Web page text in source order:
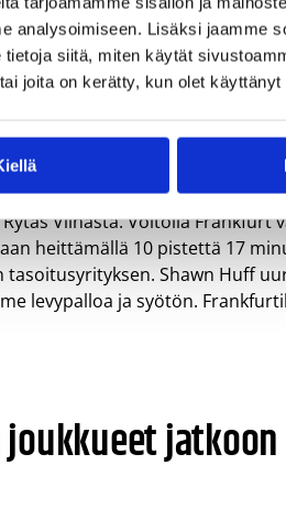
analysoimiseen. Lisäksi jaamme
tietoja siitä, miten käytät
joita on kerätty, kun olet käyttänyt
myös seitsemän levypalloa.
tappiolla.
vastaan jolla ei ole kuin
käpäliin, Salin myhäili
Frankfurt Skylinersin hurjaan
Vilnasta. Voitolla Frankfurt
heittämällä 10 pistettä 17
Shawn Huff
levypalloa ja syötön.
joukkueet jatkoon